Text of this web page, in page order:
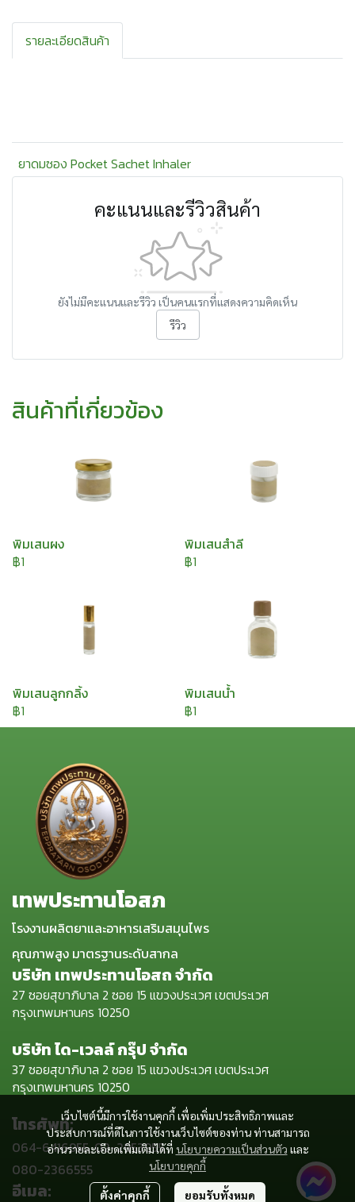
รายละเอียดสินค้า
ยาดมซอง Pocket Sachet Inhaler
คะแนนและรีวิวสินค้า
ยังไม่มีคะแนนและรีวิว เป็นคนแรกที่แสดงความคิดเห็น
รีวิว
สินค้าที่เกี่ยวข้อง
พิมเสนผง
฿1
พิมเสนสำลี
฿1
พิมเสนลูกกลิ้ง
฿1
พิมเสนน้ำ
฿1
เว็บไซต์นี้มีการใช้งานคุกกี้ เพื่อเพิ่มประสิทธิภาพและ
ประสบการณ์ที่ดีในการใช้งานเว็บไซต์ของท่าน ท่านสามารถ
อ่านรายละเอียดเพิ่มเติมได้ที่ นโยบายความเป็นส่วนตัว และ
นโยบายคุกกี้
ตั้งค่าคุกกี้ ยอมรับทั้งหมด
เทพประทานโอสภ
โรงงานผลิตยาและอาหารเสริมสมุนไพร
คุณภาพสูง มาตรฐานระดับสากล
บริษัท เทพประทานโอสถ จำกัด
27 ซอยสุขาภิบาล 2 ซอย 15 แขวงประเวศ เขตประเวศ
กรุงเทพมหานคร 10250
บริษัท ได-เวลล์ กรุ๊ป จำกัด
37 ซอยสุขาภิบาล 2 ซอย 15 แขวงประเวศ เขตประเวศ
กรุงเทพมหานคร 10250
โทรศัพท์:
064-6416955, 02-2953955,
080-2366555
อีเมล: